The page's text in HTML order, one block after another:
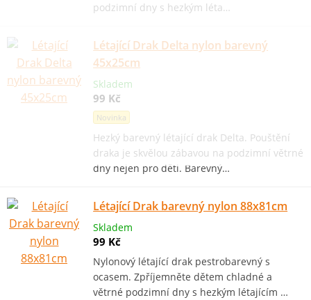
podzimní dny s hezkým léta…
Létající Drak Delta nylon barevný
45x25cm
Skladem
99 Kč
Novinka
Hezký barevný létající drak Delta. Pouštění
draka je skvělou zábavou na podzimní větrné
dny nejen pro děti. Barevný…
Létající Drak barevný nylon 88x81cm
Skladem
99 Kč
Nylonový létající drak pestrobarevný s
ocasem. Zpříjemněte dětem chladné a
větrné podzimní dny s hezkým létajícím …